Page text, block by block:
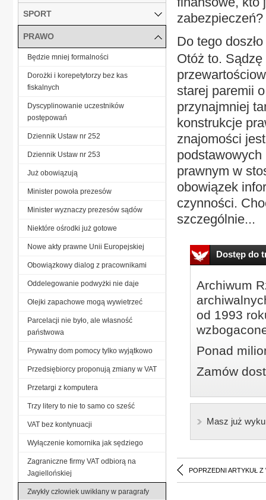
zabezpieczeń?
Do tego
Otóż to.
starej paremii
przynajmniej
konstrukcje
znajomości
podstawowych
prawnym w
obowiązek
czynności.
szczególnie...
Dostęp do
Archiwum
od 1993
Ponad
Zamów
Masz już
POPRZEDNI ARTYKUŁ Z
SPORT
PRAWO
Będzie mniej formalności
Dorożki i korepetytorzy bez kas
fiskalnych
Dyscyplinowanie uczestników
postępowań
Dziennik Ustaw nr 252
Dziennik Ustaw nr 253
Już obowiązują
Minister powoła prezesów
Minister wyznaczy prezesów sądów
Niektóre ośrodki już gotowe
Nowe akty prawne Unii Europejskiej
Obowiązkowy dialog z pracownikami
Oddelegowanie podwyżki nie daje
Olejki zapachowe mogą wywietrzeć
Parcelacji nie było, ale własność
państwowa
Prywatny dom pomocy tylko wyjątkowo
Przedsiębiorcy proponują zmiany w VAT
Przetargi z komputera
Trzy litery to nie to samo co sześć
VAT bez kontynuacji
Wyłączenie komornika jak sędziego
Zagraniczne firmy VAT odbiorą na
Jagiellońskiej
Zwykły człowiek uwikłany w paragrafy